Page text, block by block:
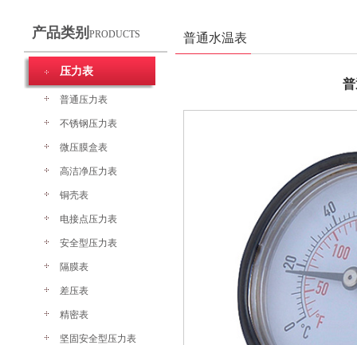
产品类别 PRODUCTS
压力表
普通压力表
不锈钢压力表
微压膜盒表
高洁净压力表
铜壳表
电接点压力表
安全型压力表
隔膜表
差压表
精密表
坚固安全型压力表
普通水温表